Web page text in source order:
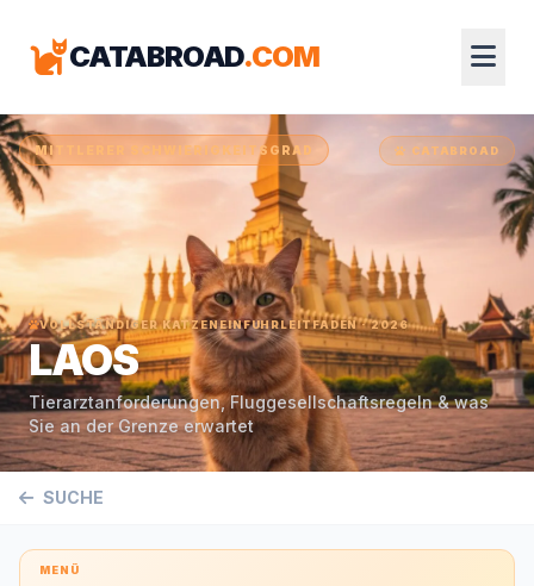
CATABROAD.COM
MITTLERER SCHWIERIGKEITSGRAD CATABROAD
VOLLSTÄNDIGER KATZENEINFUHRLEITFADEN · 2026
LAOS
Tierarztanforderungen, Fluggesellschaftsregeln & was
Sie an der Grenze erwartet
SUCHE
MENÜ